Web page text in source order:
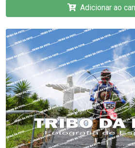
Adicionar ao